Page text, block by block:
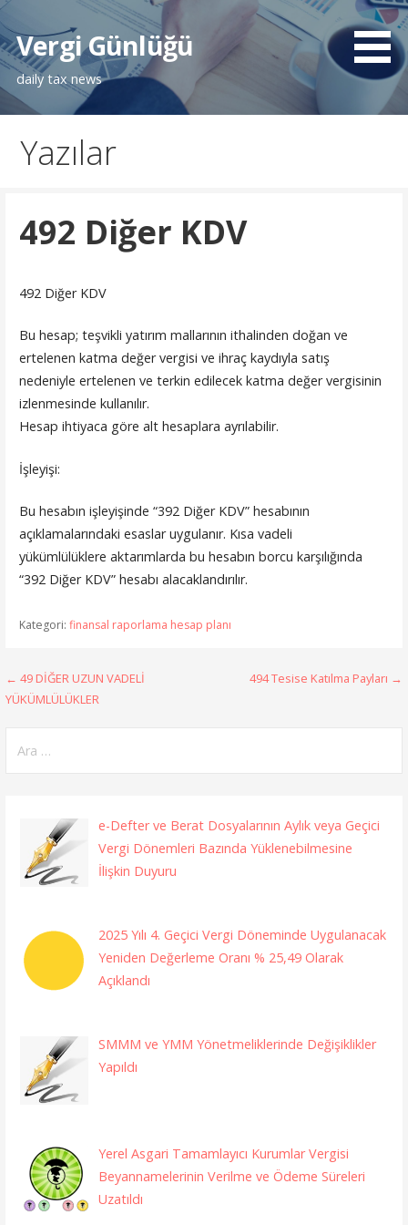
İçeriğe
atlaVergi Günlüğü
daily tax news
Yazılar
492 Diğer KDV
492 Diğer KDV
Bu hesap; teşvikli yatırım mallarının ithalinden doğan ve
ertelenen katma değer vergisi ve ihraç kaydıyla satış
nedeniyle ertelenen ve terkin edilecek katma değer vergisinin
izlenmesinde kullanılır.
Hesap ihtiyaca göre alt hesaplara ayrılabilir.
İşleyişi:
Bu hesabın işleyişinde “392 Diğer KDV” hesabının
açıklamalarındaki esaslar uygulanır. Kısa vadeli
yükümlülüklere aktarımlarda bu hesabın borcu karşılığında
“392 Diğer KDV” hesabı alacaklandırılır.
Kategori: finansal raporlama hesap planı
Yazı
← 49 DİĞER UZUN VADELİ
YÜKÜMLÜLÜKLER
494 Tesise Katılma Payları →
e-Defter ve Berat Dosyalarının Aylık veya Geçici
Vergi Dönemleri Bazında Yüklenebilmesine
İlişkin Duyuru
2025 Yılı 4. Geçici Vergi Döneminde Uygulanacak
Yeniden Değerleme Oranı % 25,49 Olarak
Açıklandı
SMMM ve YMM Yönetmeliklerinde Değişiklikler
Yapıldı
Yerel Asgari Tamamlayıcı Kurumlar Vergisi
Beyannamelerinin Verilme ve Ödeme Süreleri
Uzatıldı